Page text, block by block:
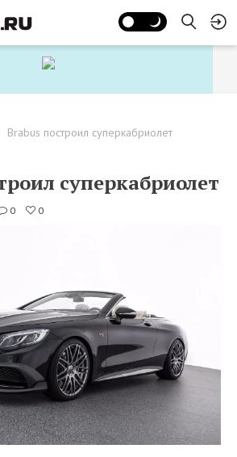
Brabus построил суперкабриолет
суперкабриолет
0 0